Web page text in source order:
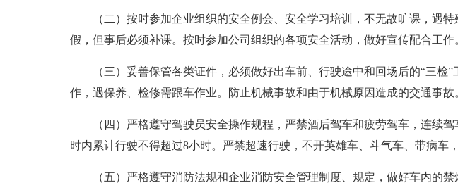
（二）按时参加企业组织的安全例会、安全学习培训，不无故旷课，遇
假，但事后必须补课。按时参加公司组织的各项安全活动，做好宣传配合工作
（三）妥善保管各类证件，必须做好出车前、行驶途中和回场后的“三检
作，遇保养、检修需跟车作业。防止机械事故和由于机械原因造成的交通事故
（四）严格遵守驾驶员安全操作规程，严禁酒后驾车和疲劳驾车，连续
时内累计行驶不得超过8小时。严禁超速行驶，不开英雄车、斗气车、带病车
（五）严格遵守消防法规和企业消防安全管理制度、规定，做好车内的